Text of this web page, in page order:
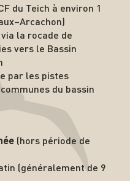
du Teich à environ 1
la rocade de
vers le Bassin
par les pistes
du bassin
(hors période de
(généralement de 9